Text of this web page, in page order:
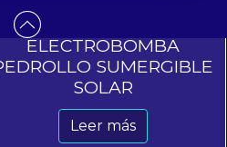
ELECTROBOMBA
SUMERGIBLE
SOLAR
Leer más